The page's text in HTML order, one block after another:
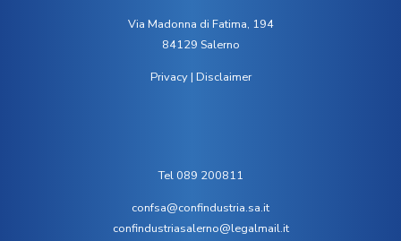
Via Madonna di Fatima, 194
84129 Salerno
Privacy| Disclaimer
Tel 089 200811
confsa@confindustria.sa.it
confindustriasalerno@legalmail.it